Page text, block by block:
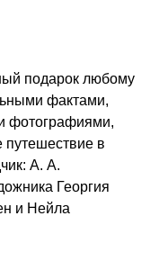
подарок любому
фактами,
фотографиями,
путешествие в
А. А.
Георгия
и Нейла